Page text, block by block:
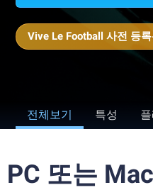
Vive Le Football 사전 등
전체보기 특성
PC 또는